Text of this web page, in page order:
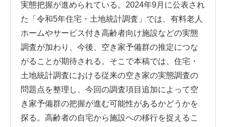
実態把握が進められている。2024年9月に公表され
た「令和5年住宅・土地統計調査」では、有料老人
ホームやサービス付き高齢者向け施設などの実態
調査が加わり、今後、空き家予備群の推定につな
がることが期待される。そこで本稿では、住宅・
土地統計調査における従来の空き家の実態調査の
問題点を整理し、今回の調査項目追加によって空
き家予備群の把握が進む可能性があるかどうかを
探る。高齢者の自宅から施設への移行を捉えるこ